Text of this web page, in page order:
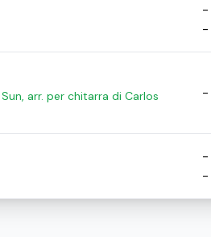
-
-
arr. per chitarra di Carlos
-
-
-